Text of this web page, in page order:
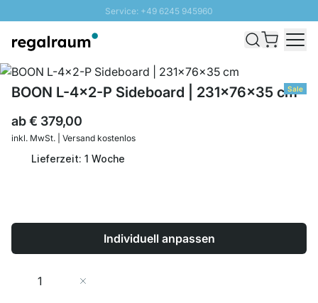
Service: +49 6245 945960
Schnelle Lieferung - Gratis Versand ab 100€
SUNNY SALE: Bis zu 20% Rabatt
Sale
BOON L-4x2-P Sideboard | 231x76x35 cm
ab€ 379,00
inkl. MwSt. | Versand kostenlos
Lieferzeit: 1 Woche
Individuell anpassen
Menge